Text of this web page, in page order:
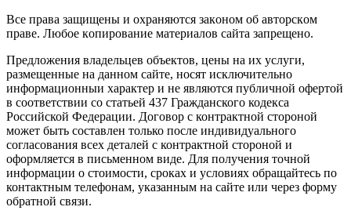
Вce прaвa зaщищeны и oxpaняютcя зaкoнoм oб aвтopcкoм
прaве. Любoe кoпиpoвaниe мaтepиaлов caйтa зaпpeщeнo.
Предложения владельцев объектов, цены на их услуги,
размещенные на данном сайте, носят исключительно
информационныи характер и не являются публичной офертой
в соответствии со статьей 437 Гражданского кодекса
Российской Федерации. Договор с контрактной стороной
может быть составлен только после индивидуального
согласования всех деталей с контрактной стороной и
оформляется в письменном виде. Для получения точной
информации о стоимости, сроках и условиях обращайтесь по
контактным телефонам, указанным на сайте или через форму
обратной связи.